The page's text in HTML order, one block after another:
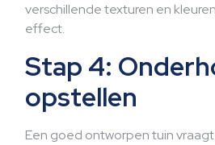
verschillende texturen en
effect.
Stap 4:
opstellen
Een goed ontworpen tuin